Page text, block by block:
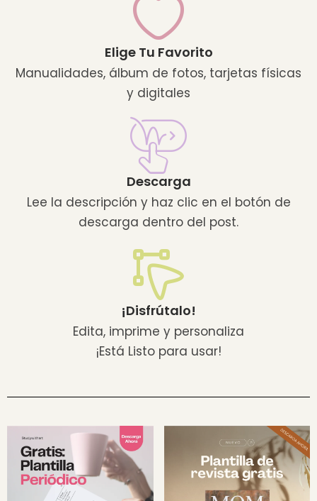
Elige Tu Favorito
Manualidades, álbum de fotos, tarjetas físicas
y digitales
Descarga
Lee la descripción y haz clic en el botón de
descarga dentro del post.
¡Disfrútalo!
Edita, imprime y personaliza
¡Está Listo para usar!